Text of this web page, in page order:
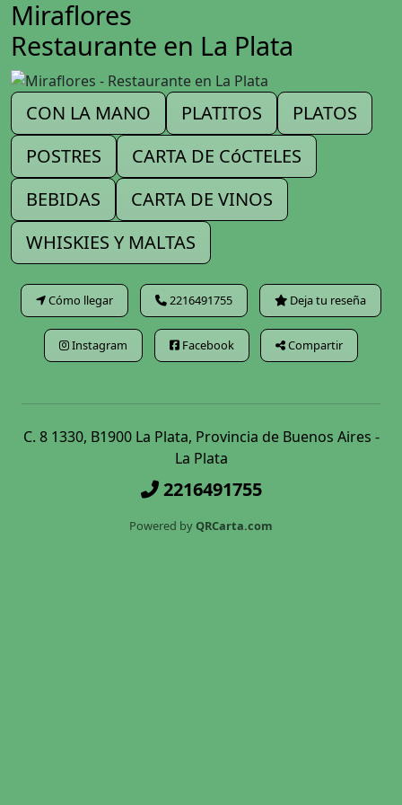
Miraflores
Restaurante en La Plata
CON LA MANO PLATITOS
PLATOS
POSTRES
CARTA DE CóCTELES
BEBIDAS
CARTA DE VINOS
WHISKIES Y MALTAS
Cómo llegar 2216491755 Deja tu reseña
Instagram Facebook Compartir
C. 8 1330, B1900 La Plata, Provincia de Buenos Aires -
La Plata
2216491755
Powered byQRCarta.com